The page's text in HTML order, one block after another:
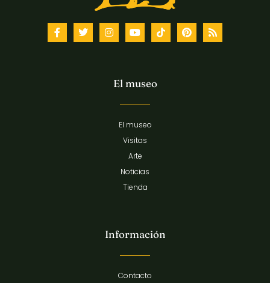
El museo
El museo
Visitas
Arte
Noticias
Tienda
Información
Contacto